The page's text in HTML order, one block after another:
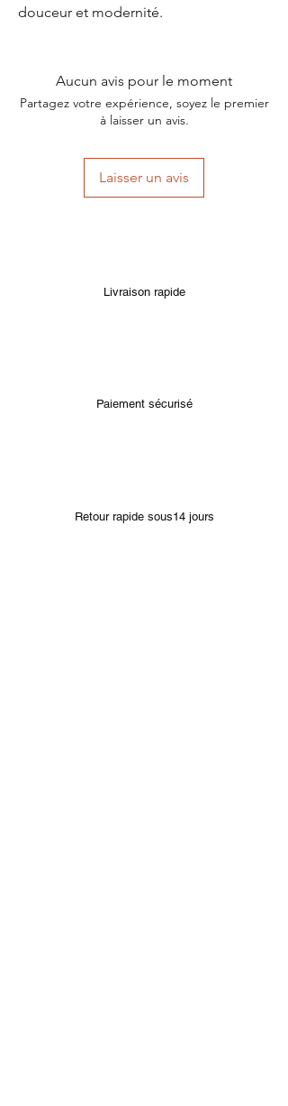
douceur et modernité.
Aucun avis pour le moment
Partagez votre expérience, soyez le premier
à laisser un avis.
Laisser un avis
Livraison rapide
Paiement sécurisé
Retour rapide sous14 jours